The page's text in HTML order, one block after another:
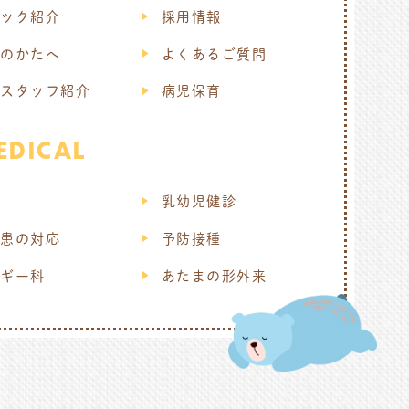
ク紹介 採用情報
かたへ よくあるご質問
タッフ紹介 病児保育
乳幼児健診
の対応 予防接種
ー科 あたまの形外来